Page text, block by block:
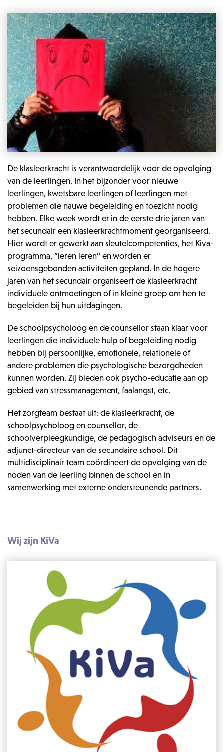
De klasleerkracht is verantwoordelijk voor de opvolging
van de leerlingen. In het bijzonder voor nieuwe
leerlingen, kwetsbare leerlingen of leerlingen met
problemen die nauwe begeleiding en toezicht nodig
hebben. Elke week wordt er in de eerste drie jaren van
het secundair een klasleerkrachtmoment georganiseerd.
Hier wordt er gewerkt aan sleutelcompetenties, het Kiva-
programma, “leren leren” en worden er
seizoensgebonden activiteiten gepland. In de hogere
jaren van het secundair organiseert de klasleerkracht
individuele ontmoetingen of in kleine groep om hen te
begeleiden bij hun uitdagingen.
De schoolpsycholoog en de counsellor staan klaar voor
leerlingen die individuele hulp of begeleiding nodig
hebben bij persoonlijke, emotionele, relationele of
andere problemen die psychologische bezorgdheden
kunnen worden. Zij bieden ook psycho-educatie aan op
gebied van stressmanagement, faalangst, etc.
Het zorgteam bestaat uit: de klasleerkracht, de
schoolpsycholoog en counsellor, de
schoolverpleegkundige, de pedagogisch adviseurs en de
adjunct-directeur van de secundaire school. Dit
multidisciplinair team coördineert de opvolging van de
noden van de leerling binnen de school en in
samenwerking met externe ondersteunende partners.
Wij zijn KiVa